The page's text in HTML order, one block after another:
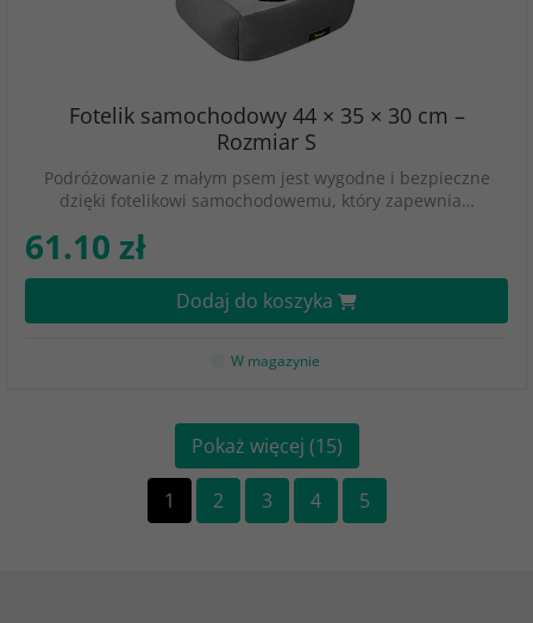
Fotelik samochodowy 44 × 35 × 30 cm –
Rozmiar S
Podróżowanie z małym psem jest wygodne i bezpieczne
dzięki fotelikowi samochodowemu, który zapewnia…
61.10 zł
Dodaj do koszyka
W magazynie
Pokaż więcej (15)
1 2 3 4 5